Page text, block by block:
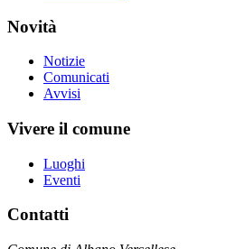
Novità
Notizie
Comunicati
Avvisi
Vivere il comune
Luoghi
Eventi
Contatti